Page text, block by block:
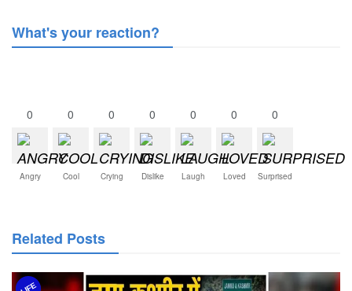
What's your reaction?
0
Angry
0
Cool
0
Crying
0
Dislike
0
Laugh
0
Loved
0
Surprised
Related Posts